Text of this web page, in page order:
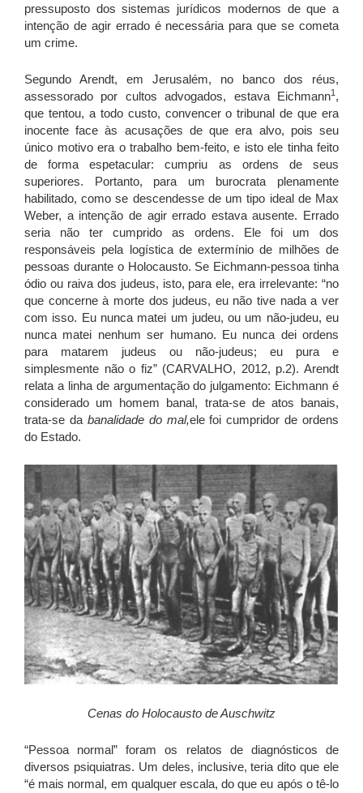
pressuposto dos sistemas jurídicos modernos de que a
intenção de agir errado é necessária para que se cometa
um crime.
Segundo Arendt, em Jerusalém, no banco dos réus,
assessorado por cultos advogados, estava Eichmann1 ,
que tentou, a todo custo, convencer o tribunal de que era
inocente face às acusações de que era alvo, pois seu
único motivo era o trabalho bem-feito, e isto ele tinha feito
de forma espetacular: cumpriu as ordens de seus
superiores. Portanto, para um burocrata plenamente
habilitado, como se descendesse de um tipo ideal de Max
Weber, a intenção de agir errado estava ausente. Errado
seria não ter cumprido as ordens. Ele foi um dos
responsáveis pela logística de extermínio de milhões de
pessoas durante o Holocausto. Se Eichmann-pessoa tinha
ódio ou raiva dos judeus, isto, para ele, era irrelevante: “no
que concerne à morte dos judeus, eu não tive nada a ver
com isso. Eu nunca matei um judeu, ou um não-judeu, eu
nunca matei nenhum ser humano. Eu nunca dei ordens
para matarem judeus ou não-judeus; eu pura e
simplesmente não o fiz” (CARVALHO, 2012, p.2). Arendt
relata a linha de argumentação do julgamento: Eichmann é
considerado um homem banal, trata-se de atos banais,
trata-se da banalidade do mal,ele foi cumpridor de ordens
do Estado.
Cenas do Holocausto de Auschwitz
“Pessoa normal” foram os relatos de diagnósticos de
diversos psiquiatras. Um deles, inclusive, teria dito que ele
“é mais normal, em qualquer escala, do que eu após o tê-lo